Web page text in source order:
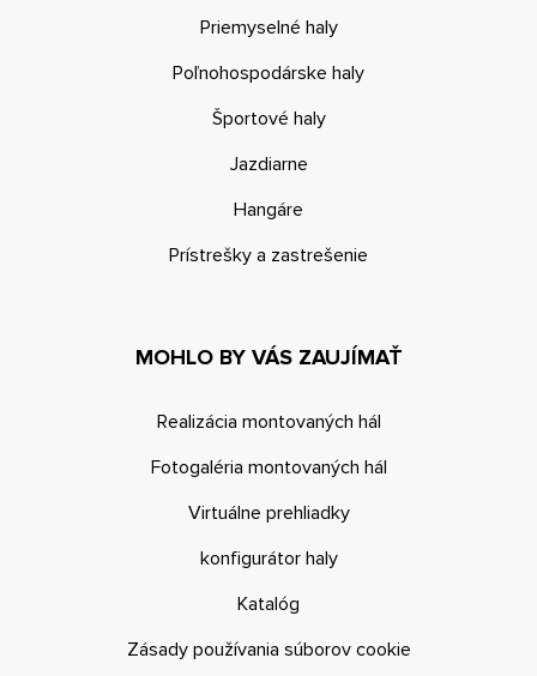
Priemyselné haly
Poľnohospodárske haly
Športové haly
Jazdiarne
Hangáre
Prístrešky a zastrešenie
MOHLO BY VÁS ZAUJÍMAŤ
Realizácia montovaných hál
Fotogaléria montovaných hál
Virtuálne prehliadky
konfigurátor haly
Katalóg
Zásady používania súborov cookie